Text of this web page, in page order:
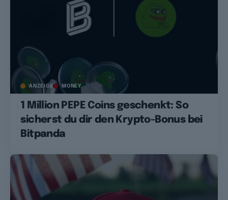
ANZEIGE MONEY
1 Million PEPE Coins geschenkt: So
sicherst du dir den Krypto-Bonus bei
Bitpanda